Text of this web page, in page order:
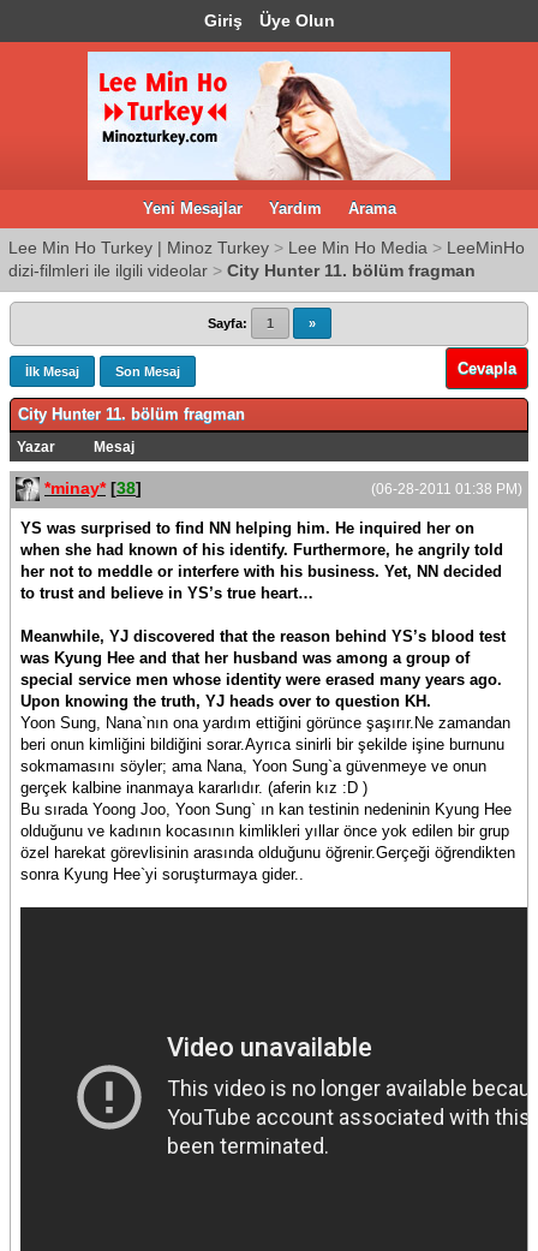
Giriş Üye Olun
Yeni Mesajlar Yardım Arama
Lee Min Ho Turkey | Minoz Turkey > Lee Min Ho Media > LeeMinHo
dizi-filmleri ile ilgili videolar > City Hunter 11. bölüm fragman
Sayfa: 1 »
İlk Mesaj Son Mesaj Cevapla
City Hunter 11. bölüm fragman
Yazar Mesaj
(06-28-2011 01:38 PM)
*minay* [38]
YS was surprised to find NN helping him. He inquired her on
when she had known of his identify. Furthermore, he angrily told
her not to meddle or interfere with his business. Yet, NN decided
to trust and believe in YS’s true heart…
Meanwhile, YJ discovered that the reason behind YS’s blood test
was Kyung Hee and that her husband was among a group of
special service men whose identity were erased many years ago.
Upon knowing the truth, YJ heads over to question KH.
Yoon Sung, Nana`nın ona yardım ettiğini görünce şaşırır.Ne zamandan
beri onun kimliğini bildiğini sorar.Ayrıca sinirli bir şekilde işine burnunu
sokmamasını söyler; ama Nana, Yoon Sung`a güvenmeye ve onun
gerçek kalbine inanmaya kararlıdır. (aferin kız :D )
Bu sırada Yoong Joo, Yoon Sung` ın kan testinin nedeninin Kyung Hee
olduğunu ve kadının kocasının kimlikleri yıllar önce yok edilen bir grup
özel harekat görevlisinin arasında olduğunu öğrenir.Gerçeği öğrendikten
sonra Kyung Hee`yi soruşturmaya gider..